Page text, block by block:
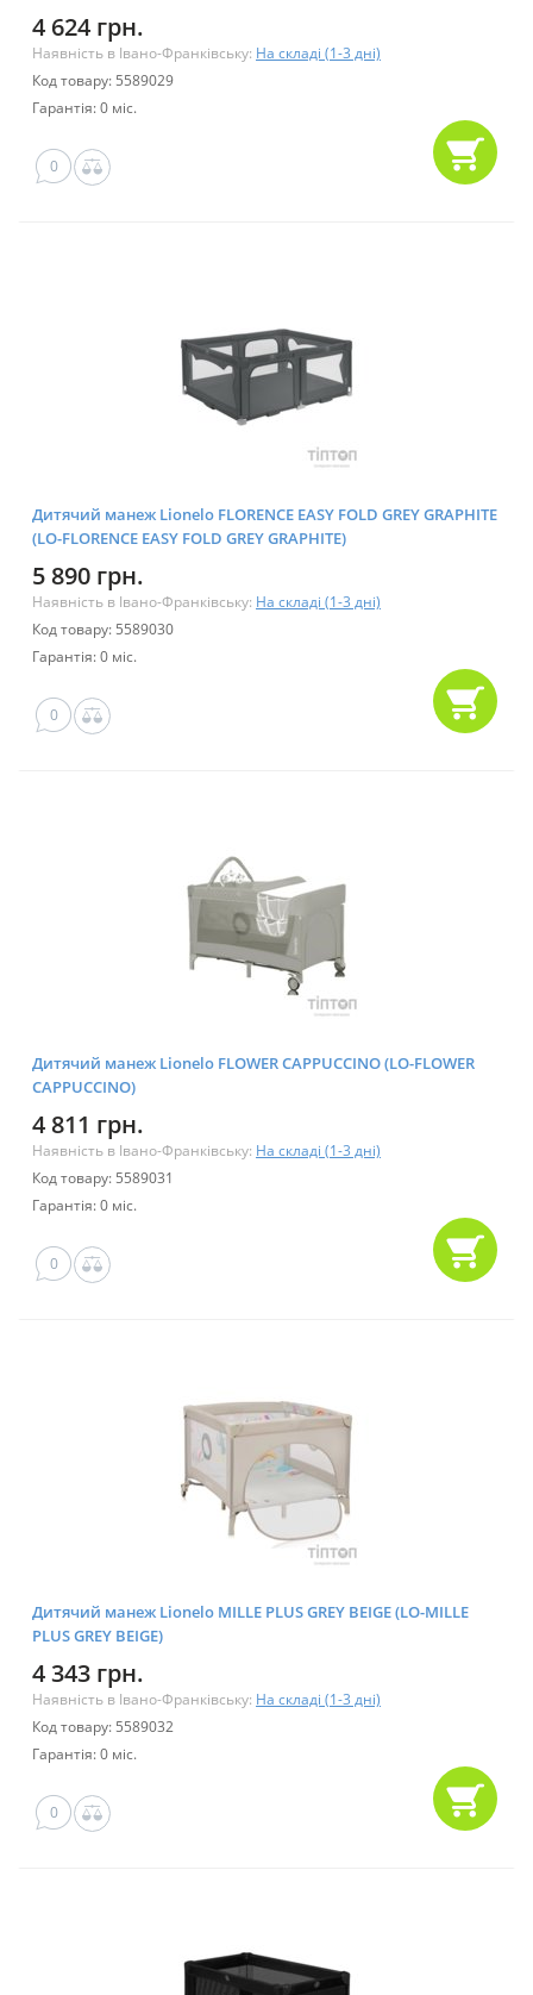
4 624 грн.
Наявність в Івано-Франківську: На складі (1-3 дні)
Код товару: 5589029
Гарантія: 0 міс.
0
Дитячий манеж Lionelo FLORENCE EASY FOLD GREY GRAPHITE
(LO-FLORENCE EASY FOLD GREY GRAPHITE)
5 890 грн.
Наявність в Івано-Франківську: На складі (1-3 дні)
Код товару: 5589030
Гарантія: 0 міс.
0
Дитячий манеж Lionelo FLOWER CAPPUCCINO (LO-FLOWER
CAPPUCCINO)
4 811 грн.
Наявність в Івано-Франківську: На складі (1-3 дні)
Код товару: 5589031
Гарантія: 0 міс.
0
Дитячий манеж Lionelo MILLE PLUS GREY BEIGE (LO-MILLE
PLUS GREY BEIGE)
4 343 грн.
Наявність в Івано-Франківську: На складі (1-3 дні)
Код товару: 5589032
Гарантія: 0 міс.
0